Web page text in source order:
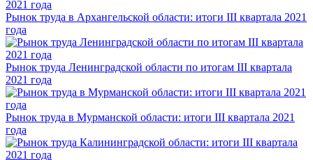
Рынок труда в Архангельской области: итоги III квартала 2021
года
Рынок труда Ленинградской области по итогам III квартала
2021 года
Рынок труда в Мурманской области: итоги III квартала 2021
года